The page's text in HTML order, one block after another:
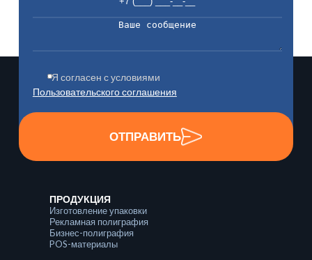
Я согласен с условиями
Пользовательского соглашения
ОТПРАВИТЬ
ПРОДУКЦИЯ
Изготовление упаковки
Рекламная полиграфия
Бизнес-полиграфия
POS-материалы